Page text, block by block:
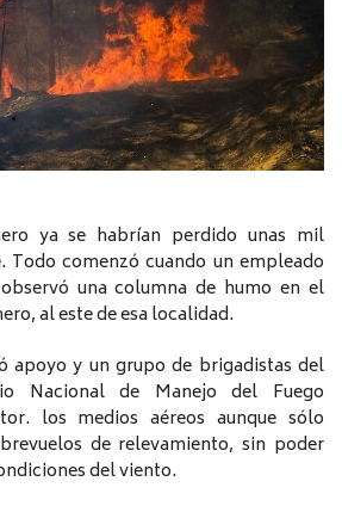
ya se habrían perdido unas mil
Todo comenzó cuando un empleado
una columna de humo en el
al este de esa localidad.
apoyo y un grupo de brigadistas del
Nacional de Manejo del Fuego
los medios aéreos aunque sólo
de relevamiento, sin poder
del viento.